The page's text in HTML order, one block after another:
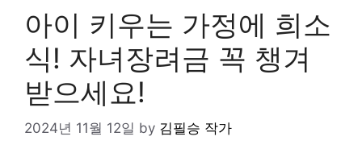
아이 키우는 가정에 희소
식! 자녀장려금 꼭 챙겨
받으세요!
2024년 11월 12일 by 김필승 작가